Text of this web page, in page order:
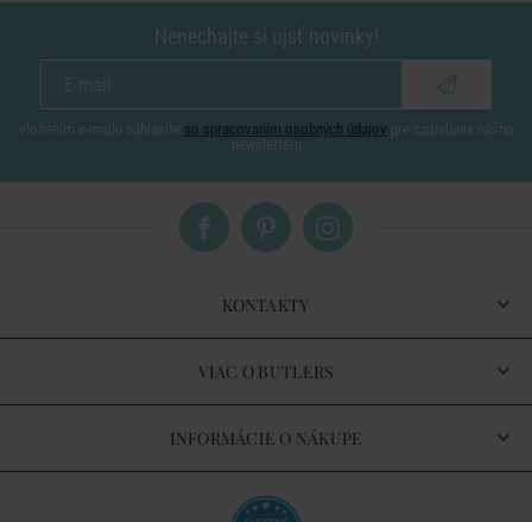
Nenechajte si ujsť novinky!
vložením e-mailu súhlasíte so spracovaním osobných údajov pre zasielanie nášho
newsletteru
KONTAKTY
VIAC O BUTLERS
INFORMÁCIE O NÁKUPE